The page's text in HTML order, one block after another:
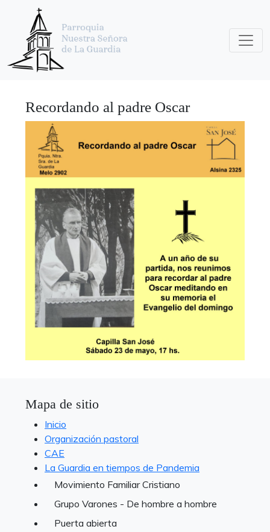
Recordando al padre Oscar
Mapa de sitio
Inicio
Organización pastoral
CAE
La Guardia en tiempos de Pandemia
Movimiento Familiar Cristiano
Grupo Varones - De hombre a hombre
Puerta abierta